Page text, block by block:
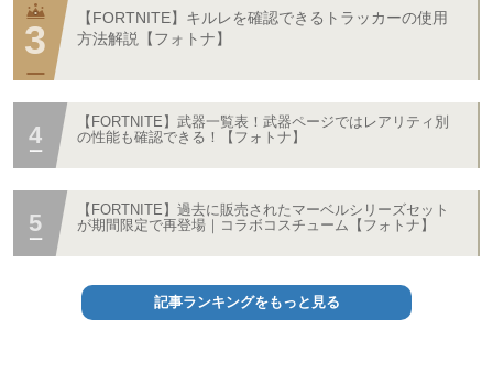
【FORTNITE】キルレを確認できるトラッカーの使用
方法解説【フォトナ】
【FORTNITE】武器一覧表！武器ページではレアリティ別
の性能も確認できる！【フォトナ】
【FORTNITE】過去に販売されたマーベルシリーズセット
が期間限定で再登場｜コラボコスチューム【フォトナ】
記事ランキングをもっと見る